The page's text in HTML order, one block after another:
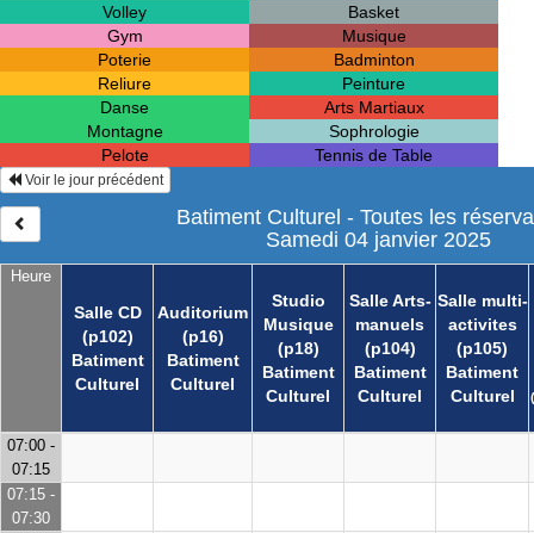
Volley
Basket
Gym
Musique
Poterie
Badminton
Reliure
Peinture
Danse
Arts Martiaux
Montagne
Sophrologie
Pelote
Tennis de Table
Heure
Salle CD
(p102)
Batiment
Culturel
Auditorium
(p16)
Batiment
Culturel
Studio
Musique
(p18)
Batiment
Culturel
Salle Arts-
manuels
(p104)
Batiment
Culturel
Salle multi-
activites
(p105)
Batiment
Culturel
Voir le jour précédent
Batiment Culturel - Toutes les
Samedi 04 janvier 2025
07:00 -
07:15
07:15 -
07:30